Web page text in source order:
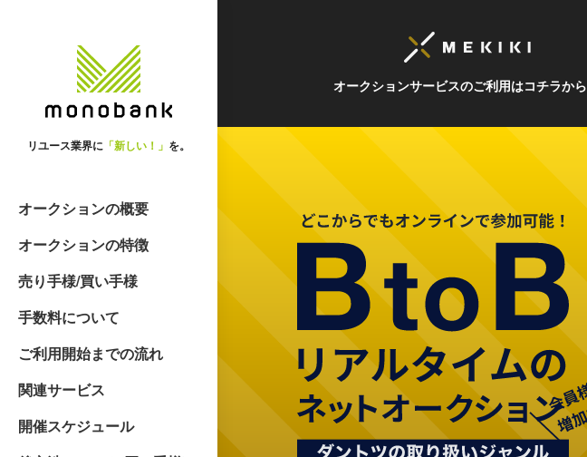
リユース業界に 「新しい！」 を。
オークションの概要
オークションの特徴
売り手様/買い手様
手数料について
ご利用開始までの流れ
関連サービス
開催スケジュール
オークションサービスのご利用はコチラから